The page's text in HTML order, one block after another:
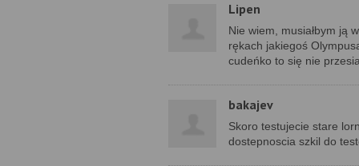
Lipen
Nie wiem, musiałbym ją
rękach jakiegoś
cudeńko to się nie
bakajev
Skoro testujecie stare
dostepnoscia szkil do